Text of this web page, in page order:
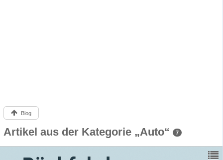
Blog
Artikel aus der Kategorie „Auto“ 7